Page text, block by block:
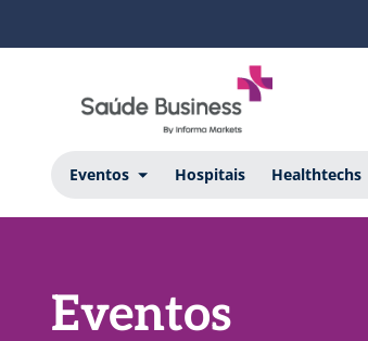
Eventos Hospitais Healthtechs
Eventos